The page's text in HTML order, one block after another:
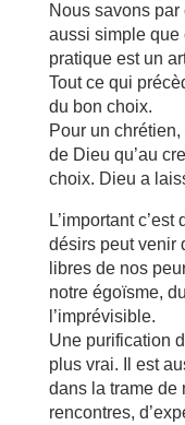
Nous savons par
aussi simple que
pratique est un
Tout ce qui
du bon choix.
Pour un
de Dieu qu’au
choix. Dieu a
L’important
désirs peut venir
libres de nos
notre égoïsme,
l’imprévisible.
Une purification
plus vrai. Il est
dans la trame de
rencontres,